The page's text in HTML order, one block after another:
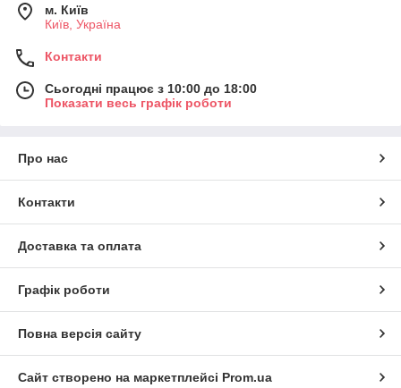
м. Київ
Київ, Україна
Контакти
Сьогодні працює з 10:00 до 18:00
Показати весь графік роботи
Про нас
Контакти
Доставка та оплата
Графік роботи
Повна версія сайту
Сайт створено на маркетплейсі Prom.ua